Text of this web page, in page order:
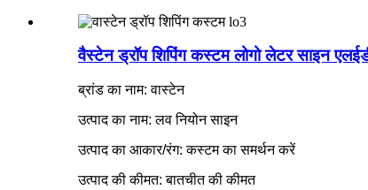
वैस्टेन ड्रॉप शिपिंग कस्टम लोगो लेटर साइन
ब्रांड का नाम: वास्टेन
उत्पाद का नाम: लव नियोन साइन
उत्पाद का आकार/रंग: कस्टम का समर्थन करें
उत्पाद की कीमत: बातचीत की कीमत